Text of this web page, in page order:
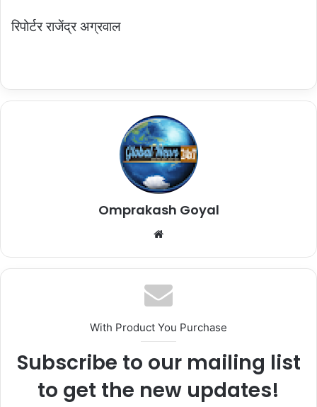
रिपोर्टर राजेंद्र अग्रवाल
Omprakash Goyal
Website
With Product You Purchase
Subscribe to our mailing list
to get the new updates!